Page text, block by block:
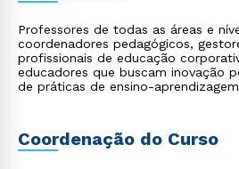
Professores de todas as áreas e
coordenadores pedagógicos,
profissionais de educação
educadores que buscam inovação
de práticas de ensino-
Coordenação do Curso